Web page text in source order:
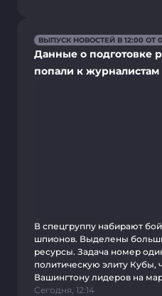
ВЫПУСК НОВОСТЕЙ В 12:00 ОТ
Данные о подготовке
попали к журналистам
В спецгруппу набирают
шпионов. Выделены
ресурсы. Задача номер
политическую элиту Кубы,
Вашингтону лидеров на
Сегодня, 12:14